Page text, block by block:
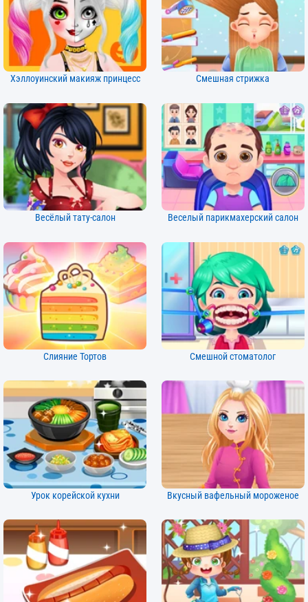
Хэллоуинский макияж принцесс Смешная стрижка
Весёлый тату-салон Веселый парикмахерский салон
Слияние Тортов Смешной стоматолог
Урок корейской кухни Вкусный вафельный мороженое